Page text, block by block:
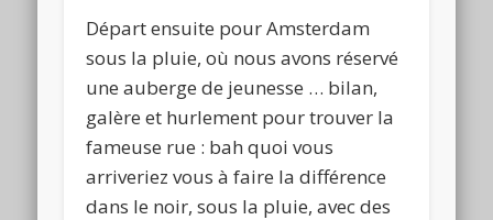
Départ ensuite pour Amsterdam
sous la pluie, où nous avons réservé
une auberge de jeunesse … bilan,
galère et hurlement pour trouver la
fameuse rue : bah quoi vous
arriveriez vous à faire la différence
dans le noir, sous la pluie, avec des